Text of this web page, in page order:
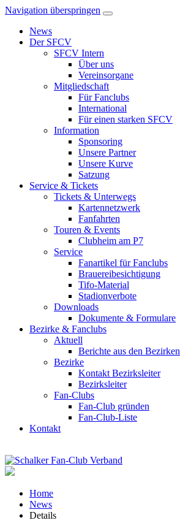
Navigation überspringen
News
Der SFCV
SFCV Intern
Über uns
Vereinsorgane
Mitgliedschaft
Für Fanclubs
International
Für einen starken SFCV
Information
Sponsoring
Unsere Partner
Unsere Kurve
Satzung
Service & Tickets
Tickets & Unterwegs
Kartennetzwerk
Fanfahrten
Touren & Events
Clubheim am P7
Service
Fanartikel für Fanclubs
Brauereibesichtigung
Tifo-Material
Stadionverbote
Downloads
Dokumente & Formulare
Bezirke & Fanclubs
Aktuell
Berichte aus den Bezirken
Bezirke
Kontakt Bezirksleiter
Bezirksleiter
Fan-Clubs
Fan-Club gründen
Fan-Club-Liste
Kontakt
Home
News
Details